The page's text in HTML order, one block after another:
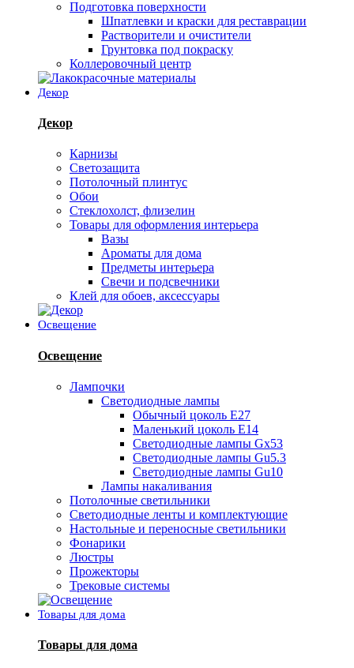
Подготовка поверхности
Шпатлевки и краски для реставрации
Растворители и очистители
Грунтовка под покраску
Коллеровочный центр
Декор
Декор
Карнизы
Светозащита
Потолочный плинтус
Обои
Стеклохолст, флизелин
Товары для оформления интерьера
Вазы
Ароматы для дома
Предметы интерьера
Свечи и подсвечники
Клей для обоев, аксессуары
Освещение
Освещение
Лампочки
Светодиодные лампы
Обычный цоколь Е27
Маленький цоколь Е14
Светодиодные лампы Gx53
Светодиодные лампы Gu5.3
Светодиодные лампы Gu10
Лампы накаливания
Потолочные светильники
Светодиодные ленты и комплектующие
Настольные и переносные светильники
Фонарики
Люстры
Прожекторы
Трековые системы
Товары для дома
Товары для дома